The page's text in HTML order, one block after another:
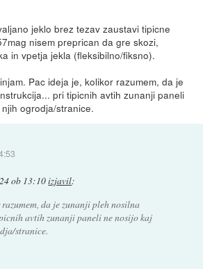
jeklo brez tezav zaustavi tipicne
nisem preprican da gre skozi,
in vpetja jekla (fleksibilno/fiksno).
Pac ideja je, kolikor razumem, da je
pri tipicnih avtih zunanji paneli
ogrodja/stranice.
ob 13:10izjavil:
da je zunanji pleh nosilna
avtih zunanji paneli ne nosijo kaj
stranice.